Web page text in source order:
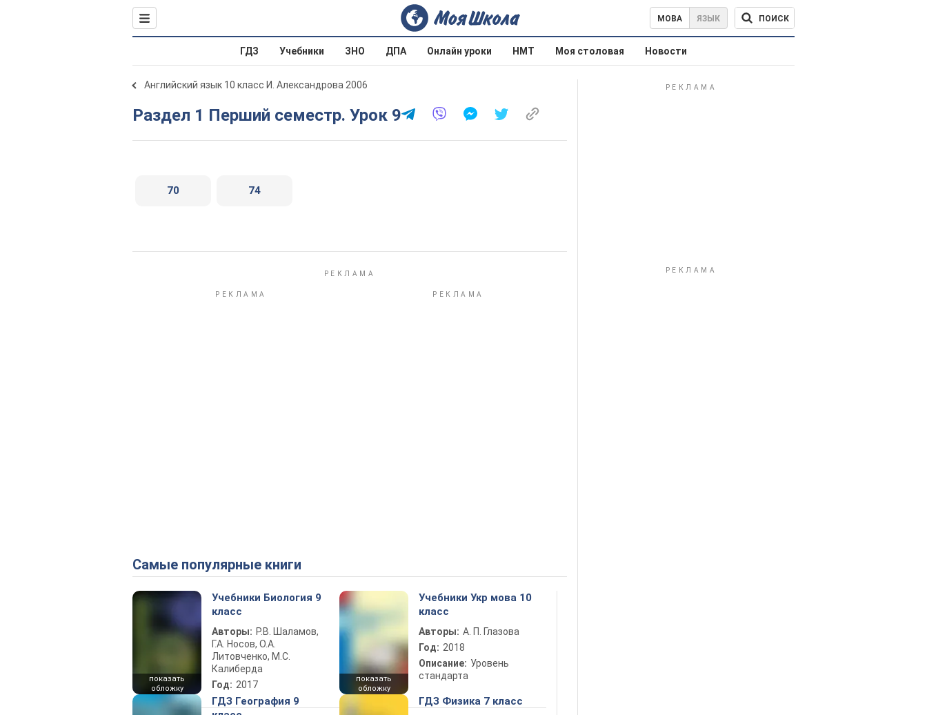
МОВА ЯЗЫК ПОИСК
ГДЗ Учебники ЗНО ДПА Онлайн уроки НМТ Моя столовая Новости
Английский язык 10 класс И. Александрова 2006
Раздел 1 Перший семестр. Урок 9
70 74
Самые популярные книги
показать
обложку
Учебники Биология 9
класс
Авторы: Р.В. Шаламов,
Г.А. Носов, О.А.
Литовченко, М.С.
Калиберда
Год: 2017
показать
обложку
Учебники Укр мова 10
класс
Авторы: А. П. Глазова
Год: 2018
Описание: Уровень
стандарта
ГДЗ География 9
ГДЗ Физика 7 класс